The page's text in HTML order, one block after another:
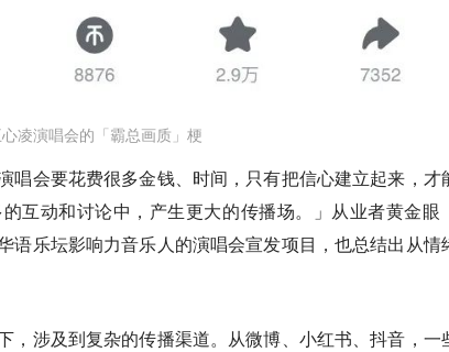
凌演唱会的「霸总画质」梗
唱会要花费很多金钱、时间，只有把信心建立起来，才
互动和讨论中，产生更大的传播场。」从业者黄金眼
语乐坛影响力音乐人的演唱会宣发项目，也总结出从情
，涉及到复杂的传播渠道。从微博、小红书、抖音，一